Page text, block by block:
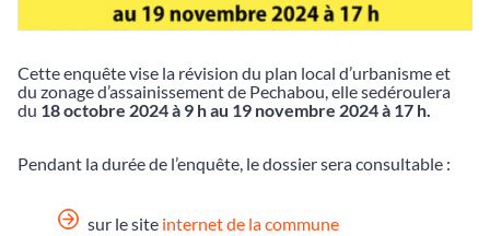
Cette enquête vise la révision du plan local d’urbanisme et
du zonage d’assainissement de Pechabou, elle sedéroulera
du 18 octobre 2024 à 9 h au 19 novembre 2024 à 17 h.
Pendant la durée de l’enquête, le dossier sera consultable :
sur le site internet de la commune